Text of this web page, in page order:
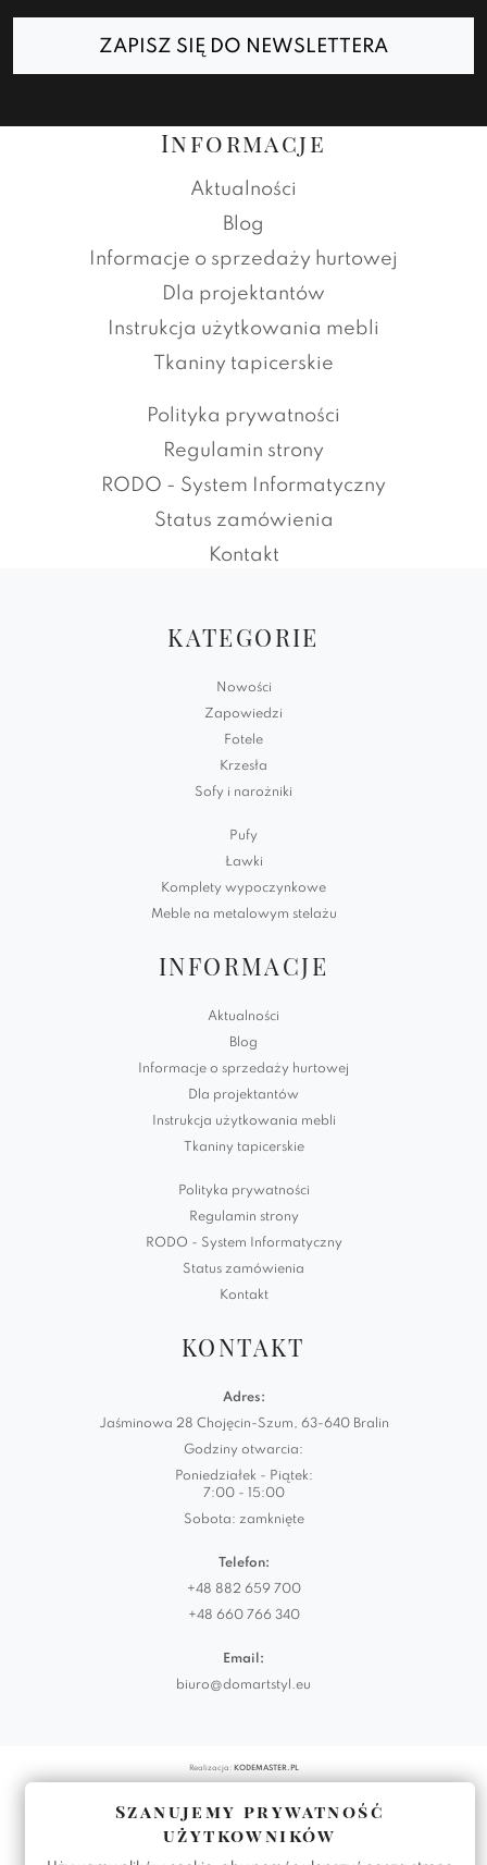
ZAPISZ SIĘ DO NEWSLETTERA
Informacje
Aktualności
Blog
Informacje o sprzedaży hurtowej
Dla projektantów
Instrukcja użytkowania mebli
Tkaniny tapicerskie
Polityka prywatności
Regulamin strony
RODO - System Informatyczny
Status zamówienia
Kontakt
KATEGORIE
Nowości
Zapowiedzi
Fotele
Krzesła
Sofy i narożniki
Pufy
Ławki
Komplety wypoczynkowe
Meble na metalowym stelażu
INFORMACJE
Aktualności
Blog
Informacje o sprzedaży hurtowej
Dla projektantów
Instrukcja użytkowania mebli
Tkaniny tapicerskie
Polityka prywatności
Regulamin strony
RODO - System Informatyczny
Status zamówienia
Kontakt
KONTAKT
Adres:
Jaśminowa 28 Chojęcin-Szum, 63-640 Bralin
Godziny otwarcia:
Poniedziałek - Piątek:
7:00 - 15:00
Sobota: zamknięte
Telefon:
+48 882 659 700
+48 660 766 340
Email:
biuro@domartstyl.eu
Realizacja: KODEMASTER.PL
Szanujemy prywatność
użytkowników